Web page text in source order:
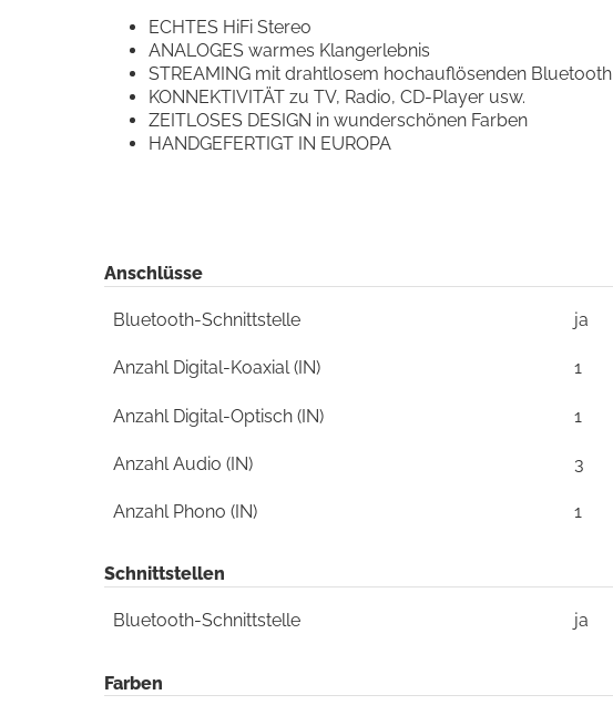
ECHTES HiFi Stereo
ANALOGES warmes Klangerlebnis
STREAMING mit drahtlosem hochauflösenden Bluetooth
KONNEKTIVITÄT zu TV, Radio, CD-Player usw.
ZEITLOSES DESIGN in wunderschönen Farben
HANDGEFERTIGT IN EUROPA
Anschlüsse
Bluetooth-Schnittstelle ja
Anzahl Digital-Koaxial (IN) 1
Anzahl Digital-Optisch (IN) 1
Anzahl Audio (IN) 3
Anzahl Phono (IN) 1
Schnittstellen
Bluetooth-Schnittstelle ja
Farben